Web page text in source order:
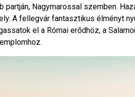
partján, Nagymarossal szemben.
A fellegvár fantasztikus élményt
el a Római erődhöz, a